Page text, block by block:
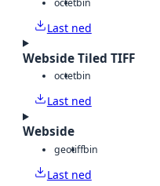
Last ned
Webside Tiled TIFF
octetbin
Last ned
Webside
geotiffbin
Last ned